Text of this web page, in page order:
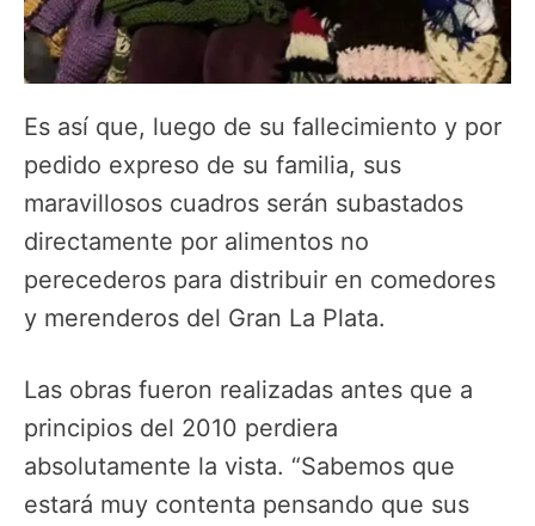
Es así que, luego de su fallecimiento y por
pedido expreso de su familia, sus
maravillosos cuadros serán subastados
directamente por alimentos no
perecederos para distribuir en comedores
y merenderos del Gran La Plata.
Las obras fueron realizadas antes que a
principios del 2010 perdiera
absolutamente la vista. “Sabemos que
estará muy contenta pensando que sus